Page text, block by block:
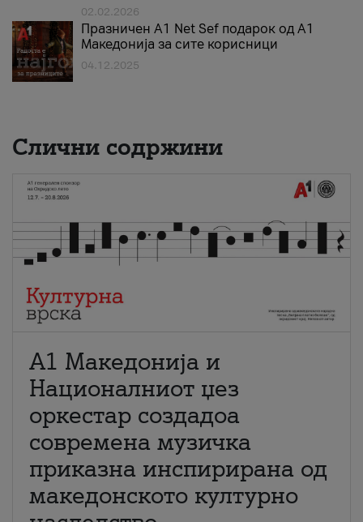
02.02.2026
Празничен A1 Net Sеf подарок од А1
Македонија за сите корисници
04.12.2025
Слични содржини
А1 Македонија и
Националниот џез
оркестар создадоа
современа музичка
приказна инспирирана од
македонското културно